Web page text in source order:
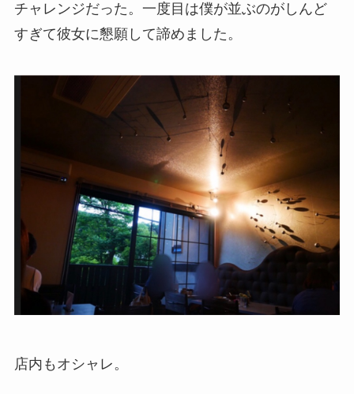
チャレンジだった。一度目は僕が並ぶのがしんど
すぎて彼女に懇願して諦めました。
店内もオシャレ。